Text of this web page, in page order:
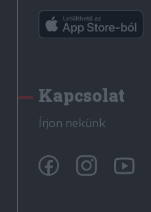
Kapcsolat
Írjon nekünk